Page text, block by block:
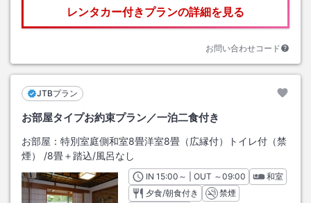
レンタカー付きプランの詳細を見る
お問い合わせコード
JTBプラン
お部屋タイプお約束プラン／一泊二食付き
お部屋： 特別室庭側和室8畳洋室8畳（広縁付）トイレ付（禁
煙）
/8畳＋踏込/風呂なし
INチェックイン
15:00 ～ | OUT チェックアウト
～09:00
和室
夕食/朝食付き
禁煙